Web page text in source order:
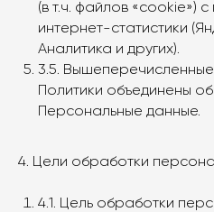
(в т.ч. файлов «cookie»)
интернет-статистики
Аналитика и других).
3.5.
Политики объединены
Персональные данные.
4. Цели обработки
4.1. Цель обработки